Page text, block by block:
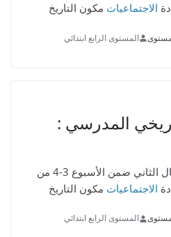
الاجتماعيات مكون التاريخ
المستوى الرابع ابتدائي
المدرسي :
ينتمي هذا الدرس إلى المجال الثاني ضمن الأسبوع 3-4 من
الاجتماعيات مكون التاريخ
المستوى الرابع ابتدائي